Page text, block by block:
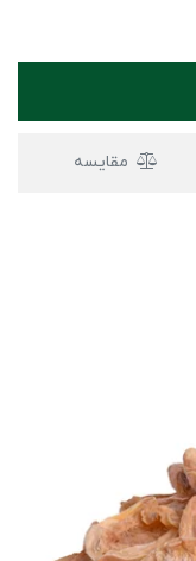
مقایسه